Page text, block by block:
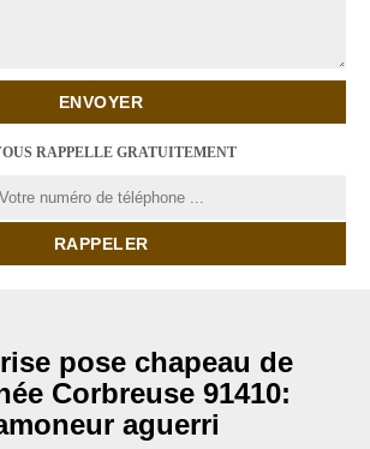
RAPPELLE GRATUITEMENT
pose chapeau de
Corbreuse 91410:
aguerri